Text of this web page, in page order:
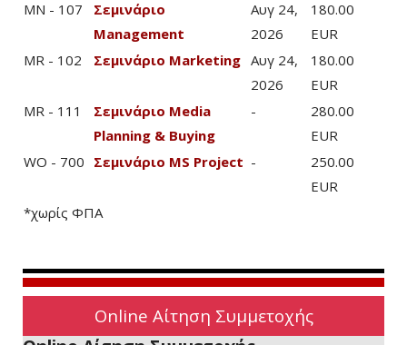
MN - 107
Σεμινάριο
Management
Αυγ 24,
2026
180.00
EUR
MR - 102
Σεμινάριο Marketing Αυγ 24,
2026
180.00
EUR
MR - 111
Σεμινάριο Media
Planning & Buying
-
280.00
EUR
WO - 700 Σεμινάριο MS Project -
250.00
EUR
*χωρίς ΦΠΑ
Online Αίτηση Συμμετοχής